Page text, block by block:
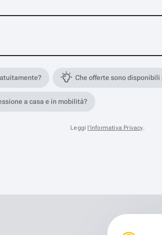
Che offerte sono
a casa e in mobilità?
Leggi l'informativa Privacy.